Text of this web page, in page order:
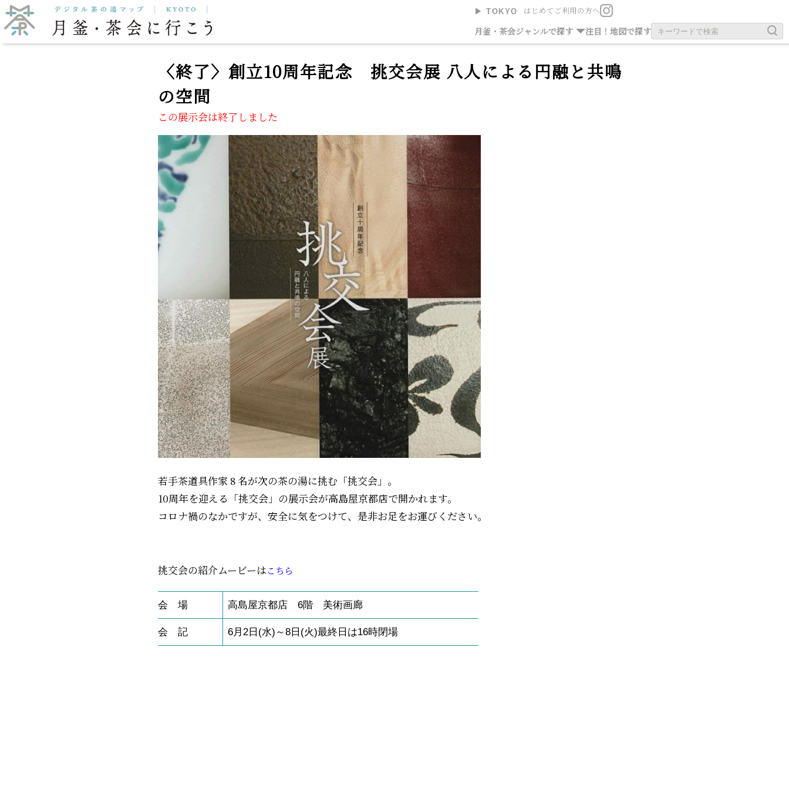
▶︎ TOKYO はじめてご利用の方へ
月釜・茶会ジャンルで探す 注目！ 地図で探す
抹茶をいただく お茶の旧跡
〈終了〉創立10周年記念 挑交会展 八人による円融と共鳴
の空間
この展示会は終了しました
若手茶道具作家 8 名が次の茶の湯に挑む「挑交会」。
10周年を迎える「挑交会」の展示会が高島屋京都店で開かれます。
コロナ禍のなかですが、安全に気をつけて、是非お足をお運びください。
挑交会の紹介ムービーはこちら
会 場 高島屋京都店 6階 美術画廊
会 記 6月2日(水)～8日(火)最終日は16時閉場